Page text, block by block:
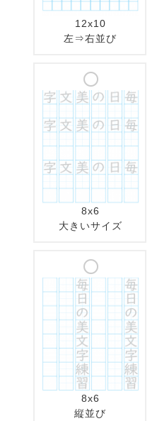
12x10
左⇒右並び
8x6
大きいサイズ
8x6
縦並び